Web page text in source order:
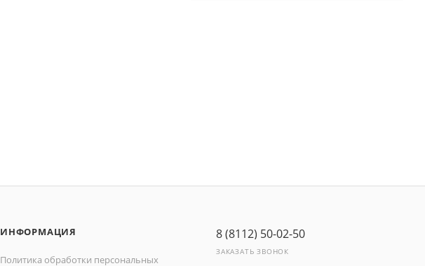
ИНФОРМАЦИЯ
Политика обработки персональных
8 (8112) 50-02-50
ЗАКАЗАТЬ ЗВОНОК